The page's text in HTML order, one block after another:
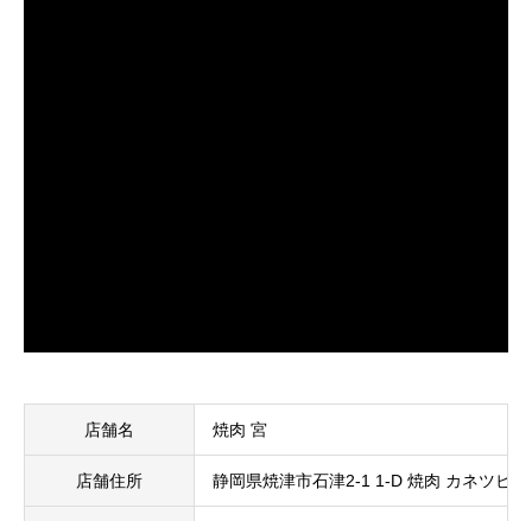
店舗名 焼肉 宮
店舗住所 静岡県焼津市石津2-1 1-D 焼肉 カネツビル